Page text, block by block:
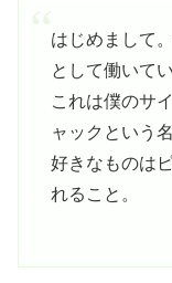
はじめまして
として働いて
これは僕のサ
ャックという
好きなものは
れること。